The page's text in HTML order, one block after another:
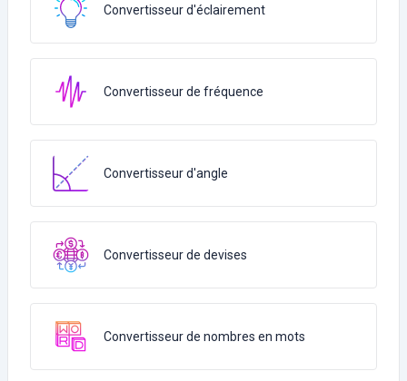
Convertisseur d'éclairement
Convertisseur de fréquence
Convertisseur d'angle
Convertisseur de devises
Convertisseur de nombres en mots